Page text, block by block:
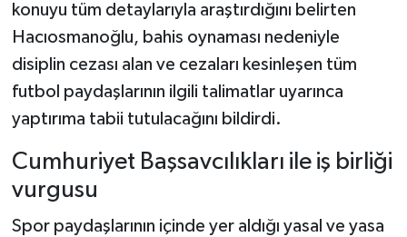
konuyu tüm detaylarıyla araştırdığını belirten
Hacıosmanoğlu, bahis oynaması nedeniyle
disiplin cezası alan ve cezaları kesinleşen tüm
futbol paydaşlarının ilgili talimatlar uyarınca
yaptırıma tabii tutulacağını bildirdi.
Cumhuriyet Başsavcılıkları ile iş birliği
vurgusu
Spor paydaşlarının içinde yer aldığı yasal ve yasa